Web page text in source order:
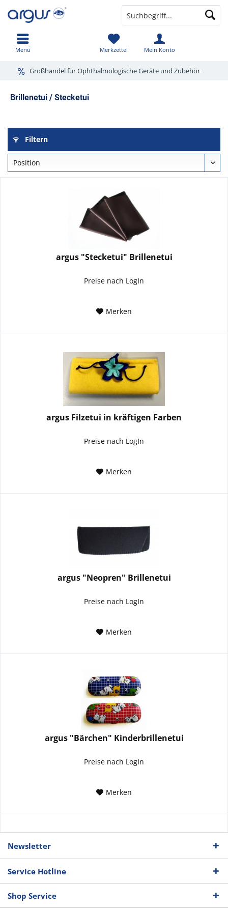
Menü Merkzettel Mein Konto
Großhandel für Ophthalmologische Geräte und Zubehör
Brillenetui / Stecketui
Filtern
argus "Stecketui" Brillenetui
Preise nach LogIn
Merken
argus Filzetui in kräftigen Farben
Preise nach LogIn
Merken
argus "Neopren" Brillenetui
Preise nach LogIn
Merken
argus "Bärchen" Kinderbrillenetui
Preise nach LogIn
Merken
Newsletter
Service Hotline
Shop Service